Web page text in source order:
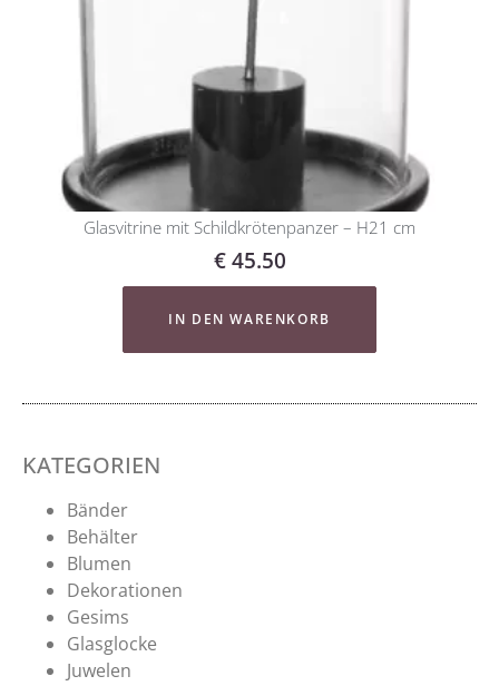
Glasvitrine mit Schildkrötenpanzer – H21 cm
€45.50
IN DEN WARENKORB
KATEGORIEN
Bänder
Behälter
Blumen
Dekorationen
Gesims
Glasglocke
Juwelen